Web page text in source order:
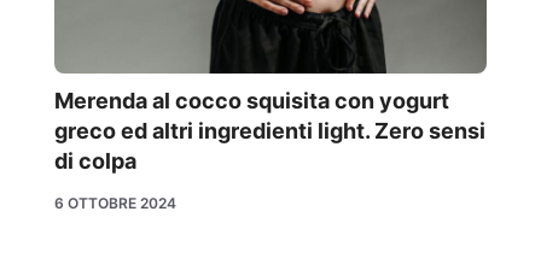
Merenda al cocco squisita con yogurt
greco ed altri ingredienti light. Zero sensi
di colpa
6 OTTOBRE 2024